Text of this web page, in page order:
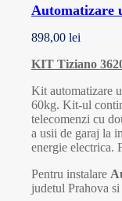
Automatizare
898,00 lei
KIT Tiziano
Kit automatizare
60kg. Kit-ul
telecomenzi cu
a usii de garaj la
energie electrica.
Pentru instalare
judetul Prahova